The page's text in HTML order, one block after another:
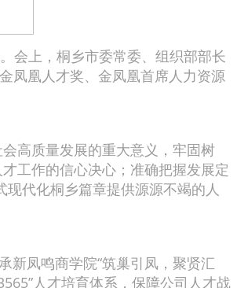
会上，桐乡市委常委、组织部部长
凤凰人才奖、金凤凰首席人力资源
高质量发展的重大意义，牢固树
工作的信心决心；准确把握发展定
代化桐乡篇章提供源源不竭的人
新凤鸣商学院“筑巢引凤，聚贤汇
人才培育体系，保障公司人才战